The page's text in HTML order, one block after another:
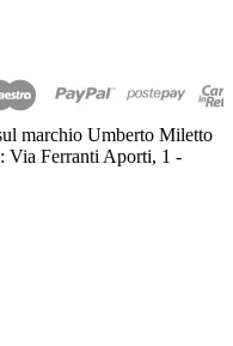
marchio Umberto Miletto
Via Ferranti Aporti, 1 -